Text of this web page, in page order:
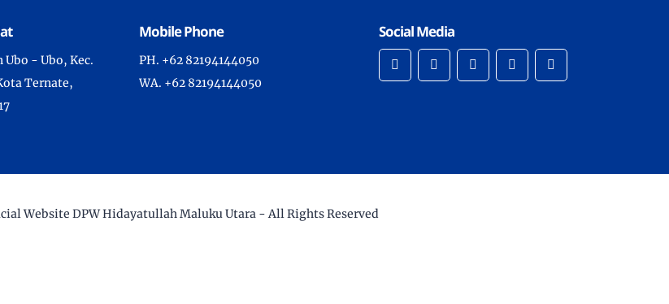
Ubo - Ubo, Kec.
Ternate,
Mobile Phone
PH. +62 82194144050
WA. +62 82194144050
Social Media
Website DPW Hidayatullah Maluku Utara - All Rights Reserved